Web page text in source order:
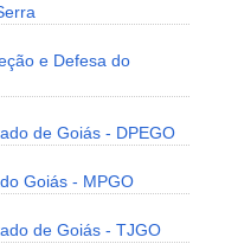
e Defesa do
de Goiás - DPEGO
Goiás - MPGO
de Goiás - TJGO